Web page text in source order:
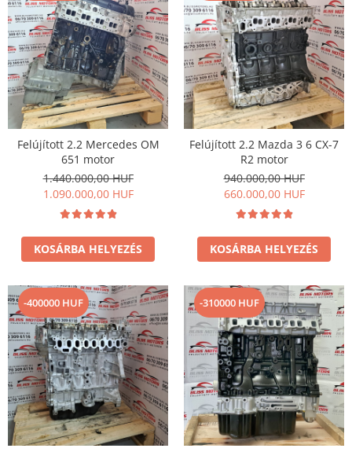
Felújított 2.2 Mercedes OM
651 motor
1.440.000,00 HUF
1.090.000,00 HUF
KOSÁRBA HELYEZÉS
Felújított 2.2 Mazda 3 6 CX-7
R2 motor
940.000,00 HUF
660.000,00 HUF
KOSÁRBA HELYEZÉS
-400000 HUF -310000 HUF